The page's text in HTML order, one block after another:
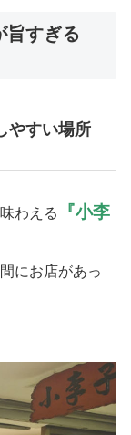
旨すぎる
やすい場所
わえる
『小李
にお店があっ